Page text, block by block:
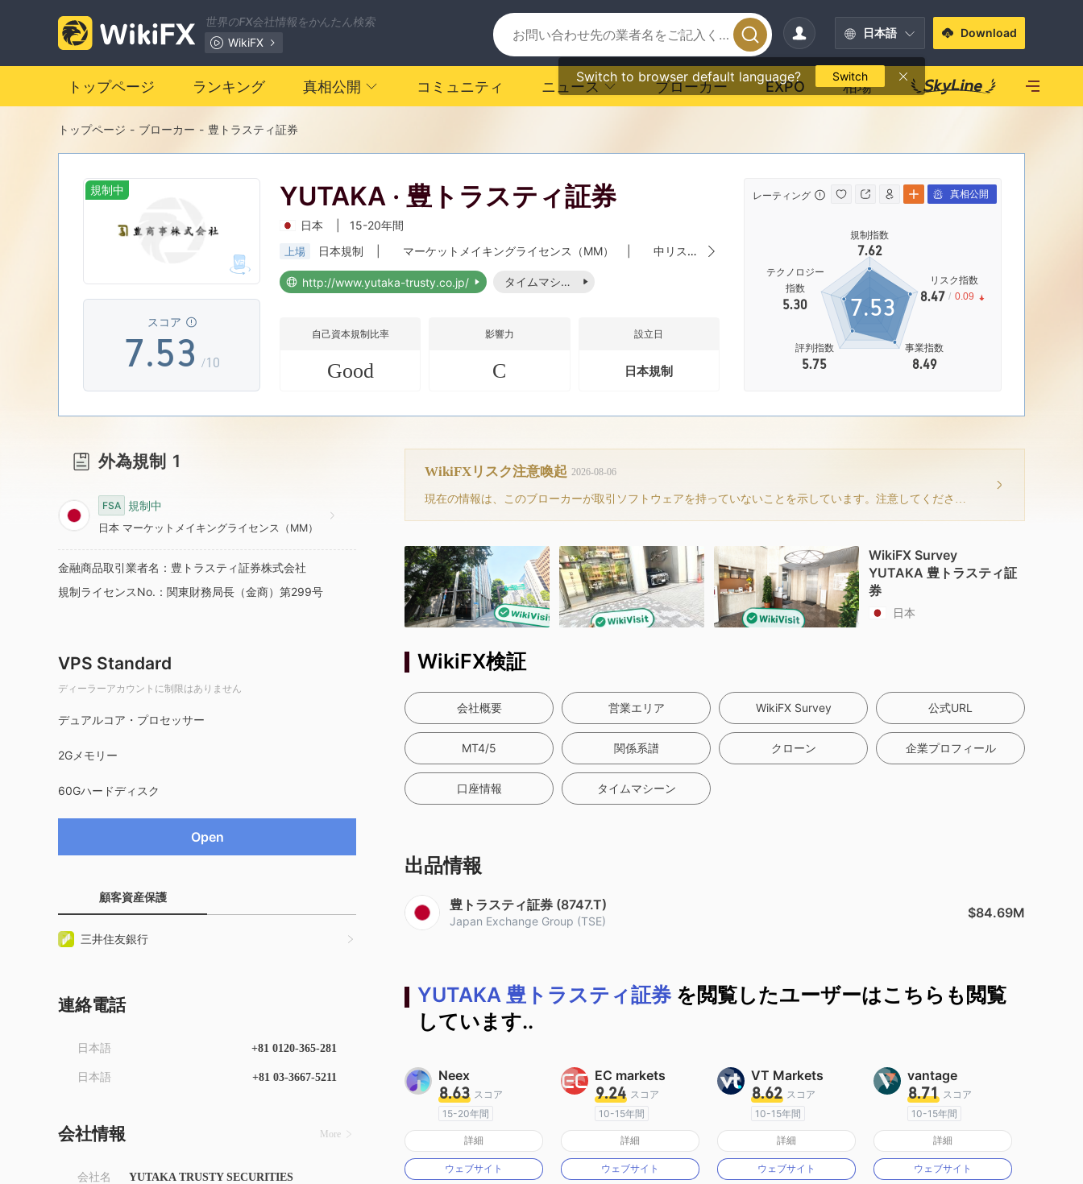
世界のFX会社情報をかんたん検索
WikiFX
日本語
Switch to browser default language? Switch
Download
トップページ ランキング 真相公開 コミュニティ ニュース ブローカー EXPO 相場
トップページ - ブローカー - 豊トラスティ証券
規制中
スコア
0
1
2
3
4
6
7
8
9
.
0
1
2
4
5
6
7
8
9
0
2
3
4
5
7
8
/10
YUTAKA · 豊トラスティ証券
日本 15-20年間
上場 日本規制 マーケットメイキングライセンス（MM） 中リスク |
http://www.yutaka-trusty.co.jp/ タイムマシーン
自己資本規制比率
Good
影響力
C
設立日
日本規制
レーティング
規制指数
7.62
テクノロジー
指数
5.30
評判指数
5.75
事業指数
8.49
リスク指数
8.47 / 0.09
7.53
真相公開
外為規制 1
FSA 規制中
日本 マーケットメイキングライセンス（MM）
金融商品取引業者名：豊トラスティ証券株式会社
規制ライセンスNo.：関東財務局長（金商）第299号
VPS Standard
ディーラーアカウントに制限はありません
デュアルコア・プロセッサー
2Gメモリー
60Gハードディスク
Open
顧客資産保護
三井住友銀行
連絡電話
日本語 +81 0120-365-281
日本語 +81 03-3667-5211
会社情報 More
会社名
YUTAKA TRUSTY SECURITIES
WikiFXリスク注意喚起 2026-08-06
現在の情報は、このブローカーが取引ソフトウェアを持っていないことを示しています。注意してください！
WikiFX Survey
YUTAKA 豊トラスティ証
券
日本
WikiFX検証
会社概要 営業エリア WikiFX Survey 公式URL
MT4/5 関係系譜 クローン 企業プロフィール
口座情報 タイムマシーン
出品情報
豊トラスティ証券 (8747.T)
Japan Exchange Group (TSE)
$84.69M
YUTAKA 豊トラスティ証券を閲覧したユーザーはこちらも閲覧
しています..
Neex
8.63 スコア
15-20年間
オーストラリア規制
マーケットメイキングライセンス（MM）
詳細
ウェブサイト
EC markets
9.24 スコア
10-15年間
オーストラリア規制
マーケットメイキングライセンス（MM）
詳細
ウェブサイト
VT Markets
8.62 スコア
10-15年間
オーストラリア規制
マーケットメイキングライセンス（MM）
詳細
ウェブサイト
vantage
8.71 スコア
10-15年間
オーストラリア規制
マーケットメイキングライセンス（MM）
詳細
ウェブサイト